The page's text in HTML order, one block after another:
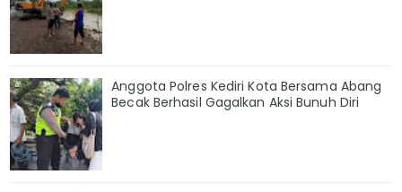
Anggota Polres Kediri Kota Bersama Abang
Becak Berhasil Gagalkan Aksi Bunuh Diri